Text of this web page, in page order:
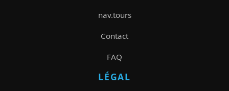
nav.tours
Contact
FAQ
LÉGAL